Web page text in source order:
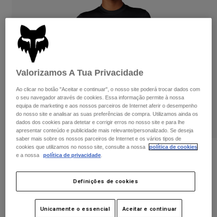
Calças
Calções
Casacos
Luvas
Protecções
Óculos
Acessórios
Peças sobressalentes
Luvas
Óculos
Meias
Bolsas e acessórios
Spare parts
Camisas
Ver tudo
Women
T-Shirts & Tops
Sweatshirts Com ou Sem Fecho de Correr
Casacos
Calças & Shorts
Óculos de Proteção
Meias
Ver tudo
Moto
Capacetes
Camisolas
Calças
Gloves
Óculos de Proteção
REPRODUZIR
Womens Tecbase Fire Long Sleeve Shirt
Artigo n.º29932
Valorizamos A Tua Privacidade
Ao clicar no botão "Aceitar e continuar", o nosso site poderá trocar dados com
o seu navegador através de cookies. Essa informação permite à nossa
equipa de marketing e aos nossos parceiros de Internet aferir o desempenho
do nosso site e analisar as suas preferências de compra. Utilizamos ainda os
dados dos cookies para detetar e corrigir erros no nosso site e para lhe
apresentar conteúdo e publicidade mais relevante/personalizado. Se deseja
saber mais sobre os nossos parceiros de Internet e os vários tipos de
cookies que utilizamos no nosso site, consulte a nossa
política de cookies
e a nossa
política de privacidade
Definições de cookies
Unicamente o essencial Aceitar e continuar